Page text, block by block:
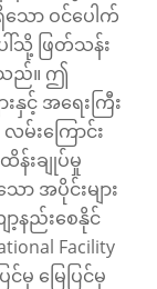
ော ဝင်ပေါက်
ါ်သို့ ဖြတ်သန်း
သည်။ ဤ
နှင့် အရေးကြီး
မ်းကြောင်း
န်းချုပ်မှု
ော အပိုင်းများ
နည်းစေနိုင်
Facility
င်မှ မြေပြင်မှ